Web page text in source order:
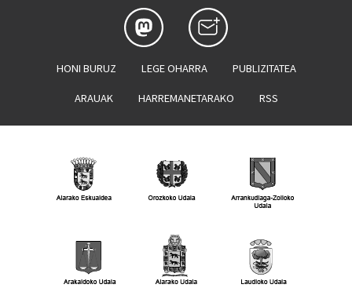
HONI BURUZ LEGE OHARRA PUBLIZITATEA
ARAUAK HARREMANETARAKO RSS